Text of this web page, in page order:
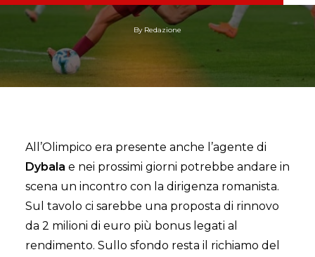
By Redazione
All’Olimpico era presente anche l’agente di
Dybala e nei prossimi giorni potrebbe andare in
scena un incontro con la dirigenza romanista.
Sul tavolo ci sarebbe una proposta di rinnovo
da 2 milioni di euro più bonus legati al
rendimento. Sullo sfondo resta il richiamo del